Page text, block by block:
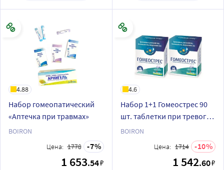
4.88
Набор гомеопатический
«Аптечка при травмах»
BOIRON
Цена: 1778 7
1 653.54₽
4.6
Набор 1+1 Гомеострес 90
шт. таблетки при тревоге -
со скидкой 10%
BOIRON
Цена: 1714 10
1 542.60₽